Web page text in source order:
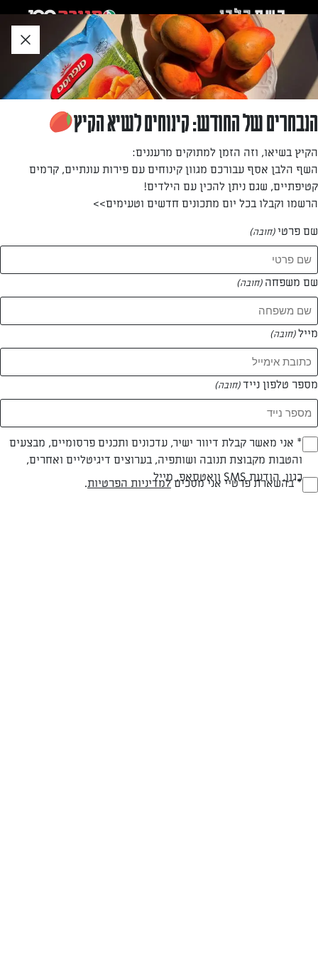
לאזור
תוכן
תחתון
חזרה לעמוד הבית
יערית רוזנצויג
—
המתכונים של
1 מתכונים
עוגת ביסקוויטים כשרה לפסח ללא אפייה
הנבחרים של החודש: קינוחים לשיא הקיץ
הקיץ בשיאו, וזה הזמן למתוקים מרעננים:
השף הלבן אסף עבורכם מגוון קינוחים עם פירות עונתיים, קרמים
קטיפתיים, שגם ניתן להכין עם הילדים!
הרשמו וקבלו בכל יום מתכונים חדשים וטעימים>>
שם פרטי(חובה)
שם משפחה (חובה)
מייל(חובה)
מספר טלפון נייד(חובה)
Opt_In
(חובה)
* אני מאשר קבלת דיוור ישיר, עדכונים ותכנים פרסומיים, מבצעים
והטבות מקבוצת תנובה ושותפיה, בערוצים דיגיטליים ואחרים,
כגון, הודעת SMS וואטסאפ, מייל
RegulationsApproved
* בהשארת פרטיי אני מסכיםלמדיניות הפרטיות.